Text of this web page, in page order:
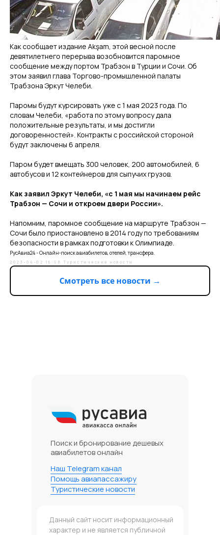
Как сообщает издание Akşam, этой весной после
девятилетнего перерыва возобновится паромное
сообщение между портом Трабзон в Турции и Сочи. Об
этом заявил глава Торгово-промышленной палаты
Трабзона Эркут Челеби.
Паромы будут курсировать уже с 1 мая 2023 года. По
словам Челеби, «работа по этому вопросу дала
положительные результаты, и мы достигли
договоренностей». Контракты с российской стороной
будут заключены 6 апреля.
Паром будет вмещать 300 человек, 200 автомобилей, 6
автобусов и 12 контейнеров для сыпучих грузов.
Как заявил Эркут Челеби, «с 1 мая мы начинаем рейс
Трабзон — Сочи и откроем двери России».
Напомним, паромное сообщение на маршруте Трабзон —
Сочи было приостановлено в 2014 году по требованиям
безопасности в рамках подготовки к Олимпиаде.
РусАвиа24 - Онлайн-поиск авиабилетов, отелей, трансфера.
2023-04-02 16:08 Туристические новости
Смотреть все новости →
Данный сайт носит информационный
характер и не является публичной
Поиск и бронирование дешевых
авиабилетов онлайн
Наш Telegram канал
Помощь авиапассажиру
Туристические новости